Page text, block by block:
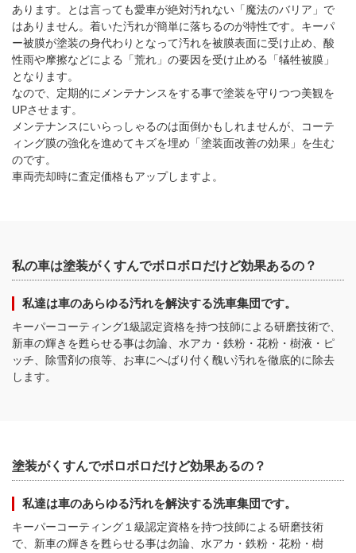
あります。とは言っても愛車が絶対汚れない「魔法のバリア」で
はありません。着いた汚れが簡単に落ちるのが特性です。キーパ
ー被膜が塗装の身代わりとなって汚れを被膜表面に受け止め、酸
性雨や摩擦などによる「荒れ」の要因を受け止める「犠牲被膜」
となります。
なので、定期的にメンテナンスをする事で塗装を守りつつ美観を
UPさせます。
メンテナンスにいらっしゃるのは面倒かもしれませんが、コーテ
ィング膜の強化を進めてキズを埋め「塗装面改善の効果」を生む
のです。
車両売却時に査定価格もアップしますよ。
私の車は塗装がくすんでボロボロだけど効果あるの？
私達は車のあらゆる汚れを解決する洗車集団です。
キーパーコーティング1級認定資格を持つ技師による研磨技術で、
新車の輝きを甦らせる事は勿論、水アカ・鉄粉・花粉・樹液・ピ
ッチ、除雪剤の痕等、お車にへばり付く醜い汚れを徹底的に除去
します。
塗装がくすんでボロボロだけど効果あるの？
私達は車のあらゆる汚れを解決する洗車集団です。
キーパーコーティング１級認定資格を持つ技師による研磨技術
で、新車の輝きを甦らせる事は勿論、水アカ・鉄粉・花粉・樹